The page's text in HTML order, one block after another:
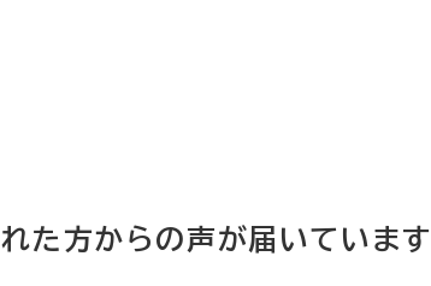
た方からの声が届いています